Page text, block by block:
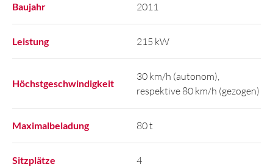
Baujahr 2011
Leistung 215 kW
Höchstgeschwindigkeit
30 km/h (autonom),
respektive 80 km/h (gezogen)
Maximalbeladung 80 t
Sitzplätze 4